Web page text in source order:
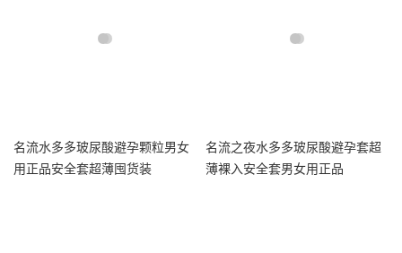
名流水多多玻尿酸避孕颗粒男女
用正品安全套超薄囤货装
名流之夜水多多玻尿酸避孕套超
薄裸入安全套男女用正品